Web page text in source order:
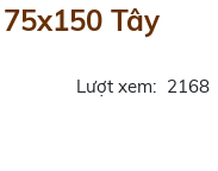
Tây
Lượt xem: 2168